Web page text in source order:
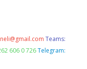
Teams:
606 0 726 Telegram: